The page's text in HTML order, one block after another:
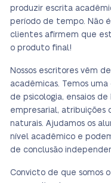
produzir escrita
período de tempo. Não é
clientes afirmem que
o produto final!
Nossos escritores vêm
acadêmicas. Temos
de psicologia, ensaios
empresarial, atribuições
naturais. Ajudamos os
nível acadêmico e
de conclusão
Convicto de que somos